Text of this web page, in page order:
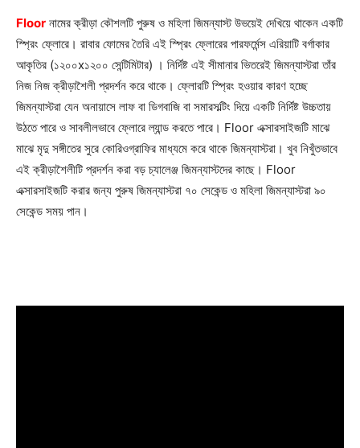
Floor নামের ক্রীড়া কৌশলটি পুরুষ ও মহিলা জিমন্যাস্ট উভয়েই দেখিয়ে থাকেন একটি
স্প্রিং ফ্লোরে। রাবার ফোমের তৈরি এই স্প্রিং ফ্লোরের পারফর্মেন্স এরিয়াটি বর্গাকার
আকৃতির (১২০০x১২০০ সেন্টিমিটার) । নির্দিষ্ট এই সীমানার ভিতরেই জিমন্যাস্টরা তাঁর
নিজ নিজ ক্রীড়াশৈলী প্রদর্শন করে থাকে। ফ্লোরটি স্প্রিং হওয়ার কারণ হচ্ছে
জিমন্যাস্টরা যেন অনায়াসে লাফ বা ডিগবাজি বা সমারসল্টিং দিয়ে একটি নির্দিষ্ট উচ্চতায়
উঠতে পারে ও সাবলীলভাবে ফ্লোরে ল্যান্ড করতে পারে। Floor এক্সারসাইজটি মাঝে
মাঝে মৃদু সঙ্গীতের সুরে কোরিওগ্রাফির মাধ্যমে করে থাকে জিমন্যাস্টরা। খুব নিখুঁতভাবে
এই ক্রীড়াশৈলীটি প্রদর্শন করা বড় চ্যালেঞ্জ জিমন্যাস্টদের কাছে। Floor
এক্সারসাইজটি করার জন্য পুরুষ জিমন্যাস্টরা ৭০ সেকেন্ড ও মহিলা জিমন্যাস্টরা ৯০
সেকেন্ড সময় পান।